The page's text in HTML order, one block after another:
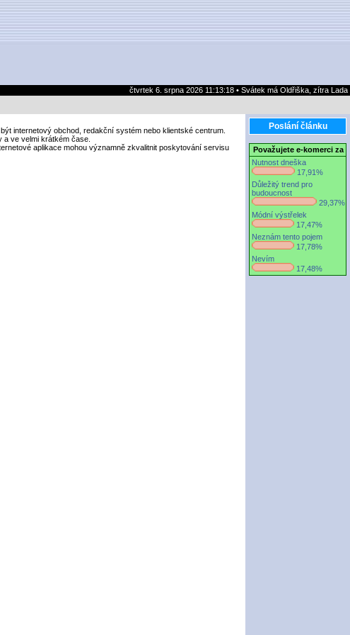
čtvrtek 6. srpna 2026 11:13:18 • Svátek má Oldřiška, zítra Lada
internetový obchod, redakční systém nebo klientské centrum.
ve velmi krátkém čase.
aplikace mohou významně zkvalitnit poskytování servisu
Poslání článku
Považujete e-komerci za
Nutnost dneška
17,91%
Důležitý trend pro
budoucnost
29,37%
Módní výstřelek
17,47%
Neznám tento pojem
17,78%
Nevím
17,48%